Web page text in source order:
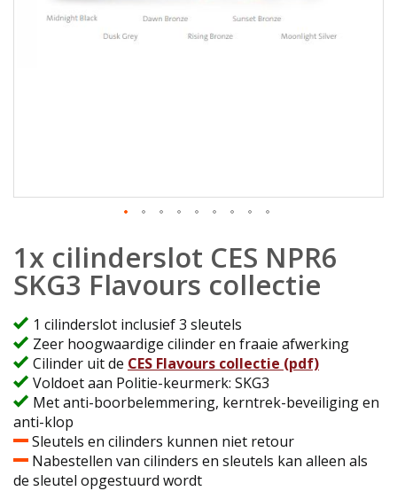
naar
het
begin
van
de
afbeeldingen-
gallerij
1x cilinderslot CES NPR6
SKG3 Flavours collectie
1 cilinderslot inclusief 3 sleutels
Zeer hoogwaardige cilinder en fraaie afwerking
Cilinder uit de CES Flavours collectie (pdf)
Voldoet aan Politie-keurmerk: SKG3
Met anti-boorbelemmering, kerntrek-beveiliging en
anti-klop
Sleutels en cilinders kunnen niet retour
Nabestellen van cilinders en sleutels kan alleen als
de sleutel opgestuurd wordt